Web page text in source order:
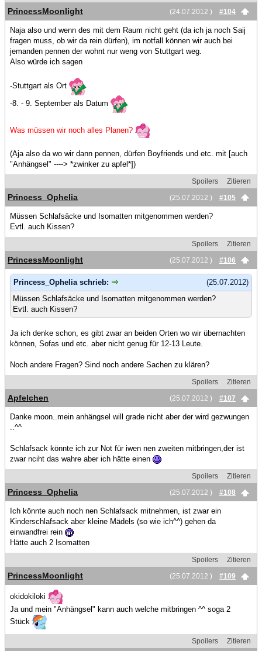
(24.07.2012 )
#104
PrincessMoonlight
Naja also und wenn des mit dem Raum nicht geht (da ich ja noch Saij
fragen muss, ob wir da rein dürfen), im notfall können wir auch bei
jemanden pennen der wohnt nur weng von Stuttgart weg.
Also würde ich sagen
-Stuttgart als Ort
-8. - 9. September als Datum
Was müssen wir noch alles Planen?
(Aja also da wo wir dann pennen, dürfen Boyfriends und etc. mit [auch
"Anhängsel" ----> *zwinker zu apfel*])
Spoilers
Zitieren
(25.07.2012 )
#105
Princess_Ophelia
Müssen Schlafsäcke und Isomatten mitgenommen werden?
Evtl. auch Kissen?
Spoilers
Zitieren
(25.07.2012 )
#106
PrincessMoonlight
(25.07.2012)
Princess_Ophelia schrieb:
Müssen Schlafsäcke und Isomatten mitgenommen werden?
Evtl. auch Kissen?
Ja ich denke schon, es gibt zwar an beiden Orten wo wir übernachten
können, Sofas und etc. aber nicht genug für 12-13 Leute.
Noch andere Fragen? Sind noch andere Sachen zu klären?
Spoilers
Zitieren
(25.07.2012 )
#107
Apfelchen
Danke moon..mein anhängsel will grade nicht aber der wird gezwungen
..^^
Schlafsack könnte ich zur Not für iwen nen zweiten mitbringen,der ist
zwar nciht das wahre aber ich hätte einen
Spoilers
Zitieren
(25.07.2012 )
#108
Princess_Ophelia
Ich könnte auch noch nen Schlafsack mitnehmen, ist zwar ein
Kinderschlafsack aber kleine Mädels (so wie ich^^) gehen da
einwandfrei rein
Hätte auch 2 Isomatten
Spoilers
Zitieren
(25.07.2012 )
#109
PrincessMoonlight
okidokiloki
Ja und mein "Anhängsel" kann auch welche mitbringen ^^ soga 2
Stück
Spoilers Zitieren